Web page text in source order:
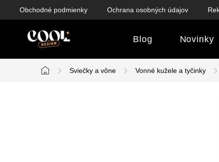
Obchodné podmienky Ochrana osobných údajov
Blog Novinky
Domov
Sviečky a vône Vonné kužele a tyčinky